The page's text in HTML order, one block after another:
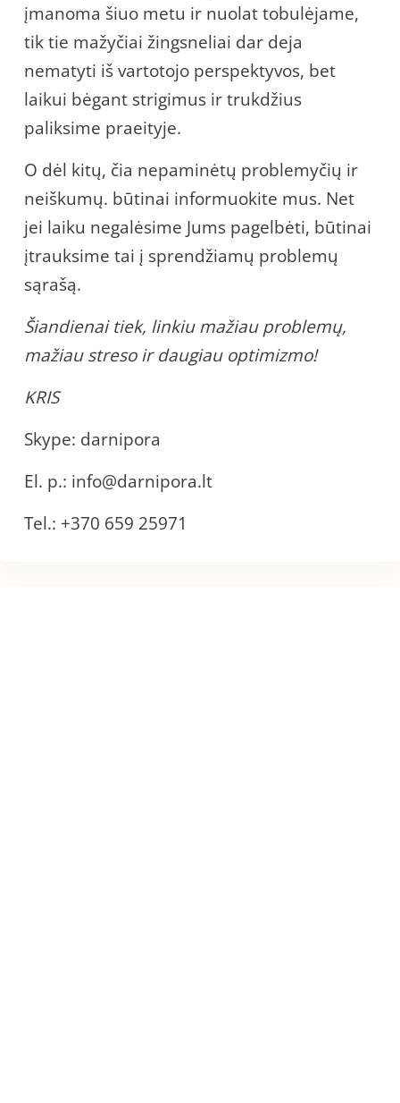
įmanoma šiuo metu ir nuolat tobulėjame,
tik tie mažyčiai žingsneliai dar deja
nematyti iš vartotojo perspektyvos, bet
laikui bėgant strigimus ir trukdžius
paliksime praeityje.
O dėl kitų, čia nepaminėtų problemyčių ir
neiškumų. būtinai informuokite mus. Net
jei laiku negalėsime Jums pagelbėti, būtinai
įtrauksime tai į sprendžiamų problemų
sąrašą.
Šiandienai tiek, linkiu mažiau problemų,
mažiau streso ir daugiau optimizmo!
KRIS
Skype: darnipora
El. p.: info@darnipora.lt
Tel.: +370 659 25971